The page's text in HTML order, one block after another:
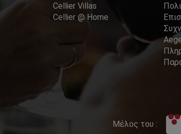
Cellier Villas
Cellier @ Home
Μέλος του :